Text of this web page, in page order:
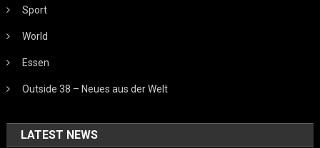
Sport
World
Essen
Outside 38 – Neues aus der Welt
LATEST NEWS